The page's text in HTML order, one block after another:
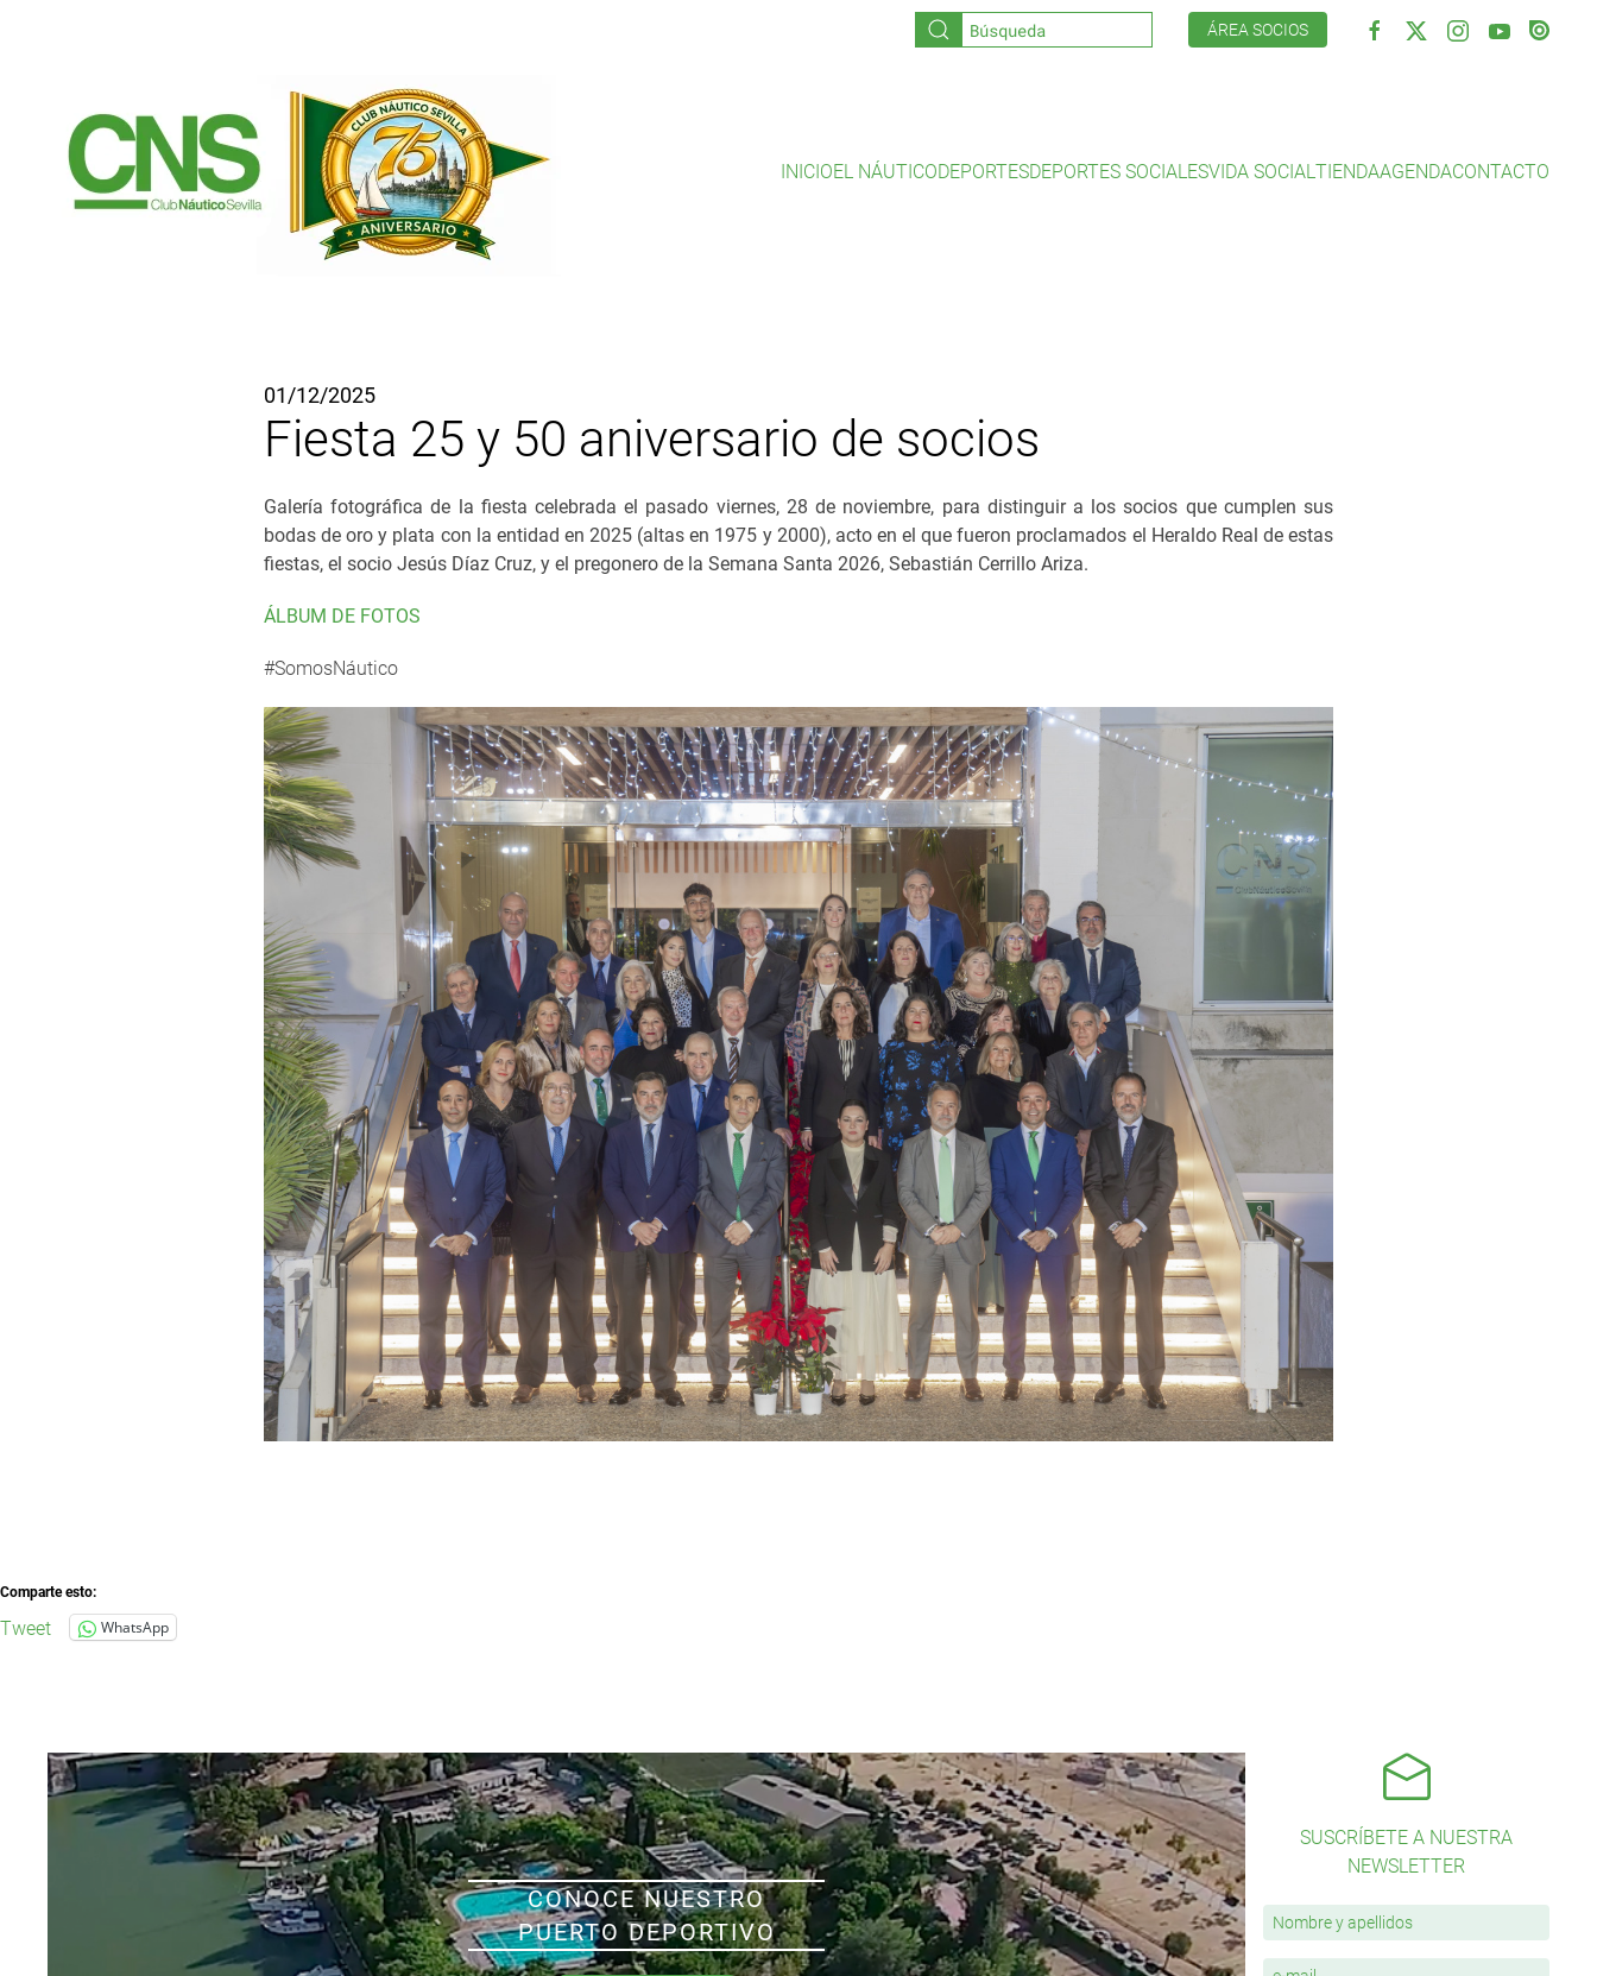
ÁREA SOCIOS
INICIOEL NÁUTICODEPORTESDEPORTES SOCIALESVIDA SOCIALTIENDAAGENDACONTACTO
01/12/2025
Fiesta 25 y 50 aniversario de socios
Galería fotográfica de la fiesta celebrada el pasado viernes, 28 de noviembre, para distinguir a los socios que cumplen sus
bodas de oro y plata con la entidad en 2025 (altas en 1975 y 2000), acto en el que fueron proclamados el Heraldo Real de estas
fiestas, el socio Jesús Díaz Cruz, y el pregonero de la Semana Santa 2026, Sebastián Cerrillo Ariza.
ÁLBUM DE FOTOS
#SomosNáutico
Comparte esto:
Tweet WhatsApp
CONOCE NUESTRO
PUERTO DEPORTIVO
SUSCRÍBETE A NUESTRA
NEWSLETTER